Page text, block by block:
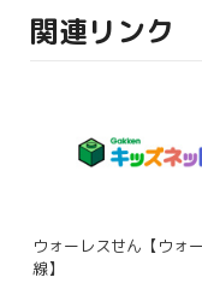
関連リンク
ウォーレスせん【ウォ
線】